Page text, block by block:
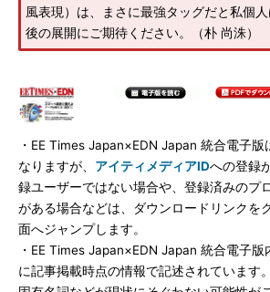
風表現）は、まさに最強タッグだと私個
後の展開にご期待ください。（朴 尚洙）
・EE Times Japan×EDN Japan 統合電子版
なりますが、 アイティメディアIDへの登録
録ユーザーではない場合や、登録済みのプ
がある場合などは、ダウンロードリンクを
面へジャンプします。
・EE Times Japan×EDN Japan 統合電子
に記事掲載時点の情報で記述されています